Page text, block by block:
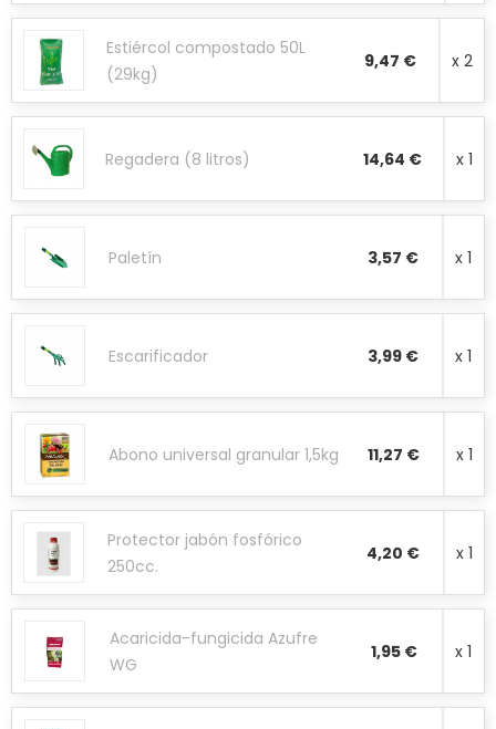
Estiércol compostado 50L
(29kg)
9,47 € x 2
Regadera (8 litros) 14,64 € x 1
Paletín 3,57 € x 1
Escarificador 3,99 € x 1
Abono universal granular 1,5kg 11,27 € x 1
Protector jabón fosfórico
250cc.
4,20 € x 1
Acaricida-fungicida Azufre
WG
1,95 € x 1